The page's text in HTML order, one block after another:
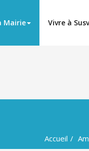
Mairie Vivre à
Accueil